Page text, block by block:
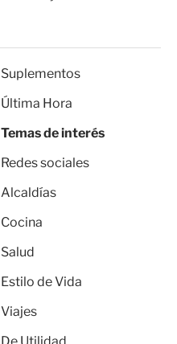
Suplementos
Última Hora
Temas de interés
Redes sociales
Alcaldías
Cocina
Salud
Estilo de Vida
Viajes